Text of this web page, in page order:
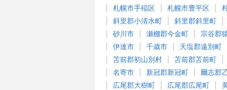
札幌市手稲区
札幌市豊平区
斜里郡小清水町
斜里郡斜里町
砂川市
瀬棚郡今金町 宗谷郡
伊達市
千歳市 天塩郡遠別町
苫前郡初山別村
苫前郡苫前町
名寄市
新冠郡新冠町 爾志郡
広尾郡大樹町
広尾郡広尾町